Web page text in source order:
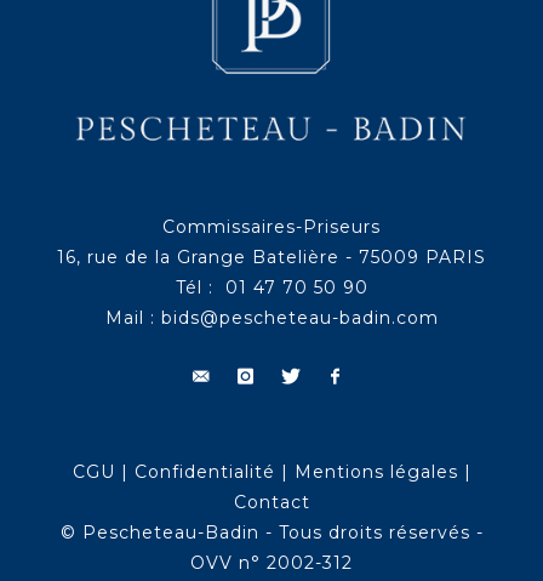
Commissaires-Priseurs
16, rue de la Grange Batelière - 75009 PARIS
Tél : 01 47 70 50 90
Mail : bids@pescheteau-badin.com
CGU | Confidentialité | Mentions légales |
Contact
© Pescheteau-Badin - Tous droits réservés -
OVV n° 2002-312